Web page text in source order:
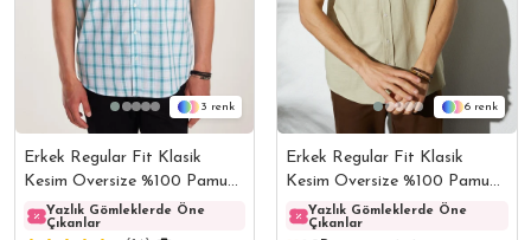
3
Erkek Regular Fit Klasik
Kesim Oversize %100 Pamuk
Keten Doku Kareli Düğmeli
Yaka Beyaz Gömlek
Yazlık Gömleklerde Öne
Çıkanlar
Yazlık Gömleklerde Öne
Çıkanlar
6
Erkek Regular Fit Klasik
Kesim Oversize %100 Pamuk
Keten Doku Cepli Taş Renk
Gömlek
Yazlık Gömleklerde Öne
Çıkanlar